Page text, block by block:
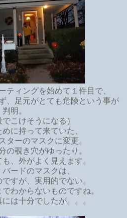
ティングを始めて１件目で、
、足元がとても危険という事が
判明。
でこけそうになる）
に持って来ていた、
ターのマスクに変更。
の覗き穴がゆったり。
、外がよく見えます。
ードのマスクは、
すが、実用的でない。
わからないものですね。
は十分でしたが。。。